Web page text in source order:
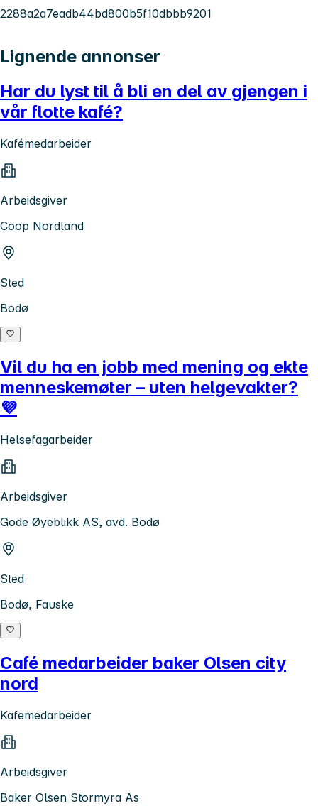
2288a2a7eadb44bd800b5f10dbbb9201
Lignende annonser
Har du lyst til å bli en del av gjengen i
vår flotte kafé?
Kafémedarbeider
Arbeidsgiver
Coop Nordland
Sted
Bodø
Vil du ha en jobb med mening og ekte
menneskemøter – uten helgevakter?
💜
Helsefagarbeider
Arbeidsgiver
Gode Øyeblikk AS, avd. Bodø
Sted
Bodø, Fauske
Café medarbeider baker Olsen city
nord
Kafemedarbeider
Arbeidsgiver
Baker Olsen Stormyra As